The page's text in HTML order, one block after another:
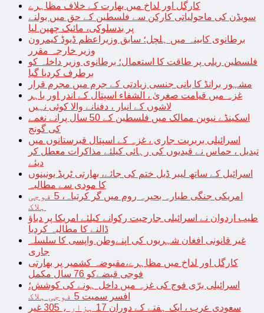
کارگل اور لداخ میں بھارت کے خلاف مظاہرے
سویڈن کی ماحولیاتی کارکن سے فلسطین کے حق میں بولنے
پر بدسلوکی، مائیک چھین لیا
برطانوی کابینہ میں ہلچل؛ سابق وزیراعظم ڈیوڈ کیمرون
وزیر خارجہ مقرر
فلسطین ریلی پر طاقت کا استعمال؛ برطانوی وزیر داخلہ کو
برطرف کردیا گیا
مشہور برانڈ کا بانی جنسی زیادتی کے جرم میں مجرم قرار
غزہ میں قیامت صغریٰ ، الشفاء اسپتال کے اندر اور باہر
لاشوں کے انبار ، دفنانے والا کوئی نہیں
اسکینڈے نیوین ممالک میں فلسطین کے 50 سال پرانے نغمے
کی گونج
اسرائیلی بربریت جاری ، غزہ کے اسپتال قبرستانوں میں
تبدیل ، حماس نے قیدیوں کی رہائی کیلئے مذاکرات معطل کر
دیئے
اسرائیل کے ساتھ لیبر ڈیل ختم کی جائے، بھارتی ٹریڈ یونینوں
کا مودی سے مطالبہ
امریکی جنگی طیارہ بحیرہ روم میں گر کرتباہ، 5 فوجی
ہلاک
طیب اردوان نے اسرائیلی جارحیت رکوانے کیلئے امریکا پر دباؤ
ڈالنے کا مطالبہ کردیا
غیر قانونی افغان شہریوں کی اپنےوطن واپسی کا سلسلہ
جاری
کارگل اور لداخ میں مظاہرے،مقبوضہ کشمیر پر بھارتی
فوجی قبضےکو 76 سال مکمل
اسرائیلی برّی فوج کی غزہ میں داخل ہونے کی کوشش؛
افسر سمیت 5 فوجی ہلاک
سعودی عرب ، ایک ہفتے کے دوران 17 ہزار ، 305 غیر